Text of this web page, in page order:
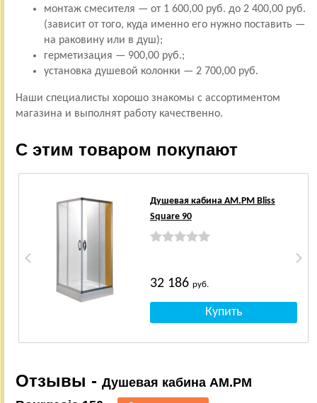
монтаж смесителя — от 1 600,00 руб. до 2 400,00 руб.
(зависит от того, куда именно его нужно поставить —
на раковину или в душ);
герметизация — 900,00 руб.;
установка душевой колонки — 2 700,00 руб.
Наши специалисты хорошо знакомы с ассортиментом
магазина и выполнят работу качественно.
С этим товаром покупают
Душевая кабина AM.PM Bliss
Square 90
32 186 руб.
Отзывы - Душевая кабина AM.PM